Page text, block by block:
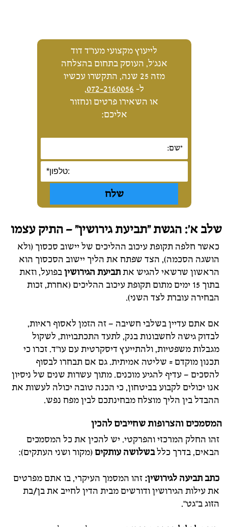
לייעוץ מקצועי מעו"ד דוד
אנג'ל, העוסק בתחום בהצלחה
מזה 25 שנה, התקשרו עכשיו
ל- 072-2160056
,
או השאירו פרטים ונחזור
אליכם:
שלב א': הגשת "תביעת גירושין" – התיק עצמו
כאשר חלפה תקופת עיכוב ההליכים של יישוב סכסוך (ולא
הושגה הסכמה), הצד שפתח את הליך יישוב הסכסוך הוא
הראשון שרשאי להגיש אתתביעת הגירושיןבפועל, וזאת
בתוך 15 ימים מתום תקופת עיכוב ההליכים (אחרת, זכות
הבחירה עוברת לצד השני).
אם אתם עדיין בשלבי חשיבה – זה הזמן לאסוף ראיות,
לבדוק גישה לחשבונות בנק, לתעד התכתבויות, לשקול
מגבלות משפטיות, ולהתייעץ דיסקרטית עם עו"ד. זכרו כי
תכנון מוקדם = שליטה אמיתית. גם אם תבחרו לבסוף
להסכים – עדיף להגיע מוכנים. מתוך עשרות שנים של ניסיון
אנו יכולים לקבוע בביטחון, כי הכנה טובה יכולה לעשות את
ההבדל בין הליך מוצלח מבחינתכם לבין מפח נפש.
המסמכים והצרופות שחייבים להכין
זהו החלק המרכזי והפרקטי. יש להכין את כל המסמכים
הבאים, בדרך כללבשלושה עותקים (מקור ושני העתקים):
כתב תביעה לגירושין: זהו המסמך העיקרי, בו אתם מפרטים
את עילות הגירושין ודורשים מבית הדין לחייב את בן/בת
הזוג ב"גט".